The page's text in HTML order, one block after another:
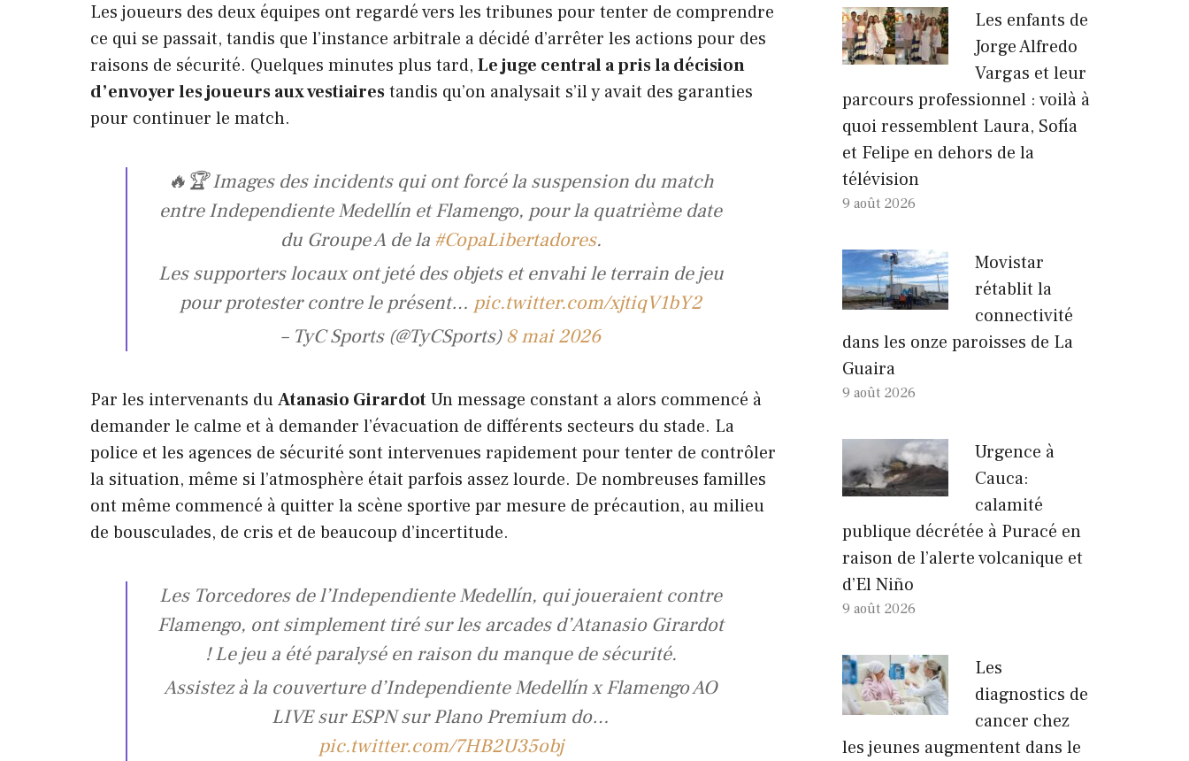
Les joueurs des deux équipes ont regardé vers les tribunes pour tenter de comprendre
ce qui se passait, tandis que l’instance arbitrale a décidé d’arrêter les actions pour des
raisons de sécurité. Quelques minutes plus tard, Le juge central a pris la décision
d’envoyer les joueurs aux vestiairestandis qu’on analysait s’il y avait des garanties
pour continuer le match.
🔥🏆 Images des incidents qui ont forcé la suspension du match
entre Independiente Medellín et Flamengo, pour la quatrième date
du Groupe A de la #CopaLibertadores.
Les supporters locaux ont jeté des objets et envahi le terrain de jeu
pour protester contre le présent… pic.twitter.com/xjtiqV1bY2
– TyC Sports (@TyCSports)8 mai 2026
Par les intervenants duAtanasio GirardotUn message constant a alors commencé à
demander le calme et à demander l’évacuation de différents secteurs du stade. La
police et les agences de sécurité sont intervenues rapidement pour tenter de contrôler
la situation, même si l’atmosphère était parfois assez lourde. De nombreuses familles
ont même commencé à quitter la scène sportive par mesure de précaution, au milieu
de bousculades, de cris et de beaucoup d’incertitude.
Les Torcedores de l’Independiente Medellín, qui joueraient contre
Flamengo, ont simplement tiré sur les arcades d’Atanasio Girardot
! Le jeu a été paralysé en raison du manque de sécurité.
Assistez à la couverture d’Independiente Medellín x Flamengo AO
LIVE sur ESPN sur Plano Premium do…
pic.twitter.com/7HB2U35obj
Les enfants de
Jorge Alfredo
Vargas et leur
parcours professionnel : voilà à
quoi ressemblent Laura, Sofía
et Felipe en dehors de la
télévision
9 août 2026
Movistar
rétablit la
connectivité
dans les onze paroisses de La
Guaira
9 août 2026
Urgence à
Cauca:
calamité
publique décrétée à Puracé en
raison de l’alerte volcanique et
d’El Niño
9 août 2026
Les
diagnostics de
cancer chez
les jeunes augmentent dans le